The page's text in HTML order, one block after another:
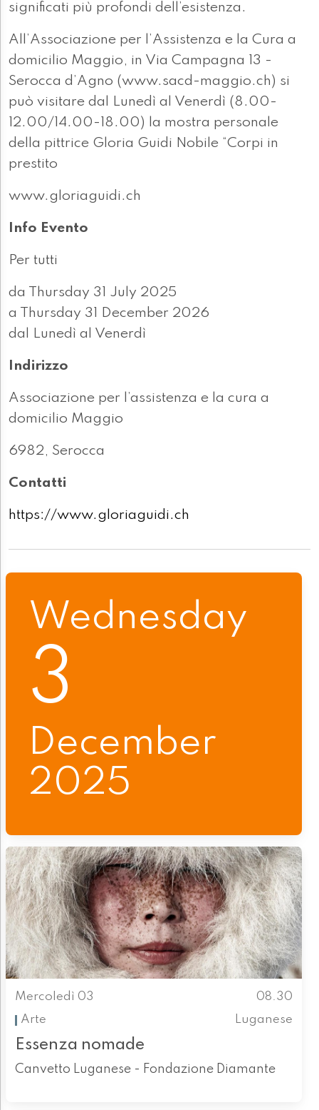
significati più profondi dell’esistenza.
All’Associazione per l’Assistenza e la Cura a
domicilio Maggio, in Via Campagna 13 -
Serocca d’Agno (www.sacd-maggio.ch) si
può visitare dal Lunedì al Venerdì (8.00-
12.00/14.00-18.00) la mostra personale
della pittrice Gloria Guidi Nobile “Corpi in
prestito
www.gloriaguidi.ch
Info Evento
Per tutti
da Thursday 31 July 2025
a Thursday 31 December 2026
dal Lunedì al Venerdì
Indirizzo
Associazione per l’assistenza e la cura a
domicilio Maggio
6982, Serocca
Contatti
https://www.gloriaguidi.ch
Wednesday
3
December
2025
Mercoledì 03
08.30
Arte
Luganese
Essenza nomade
Canvetto Luganese - Fondazione Diamante